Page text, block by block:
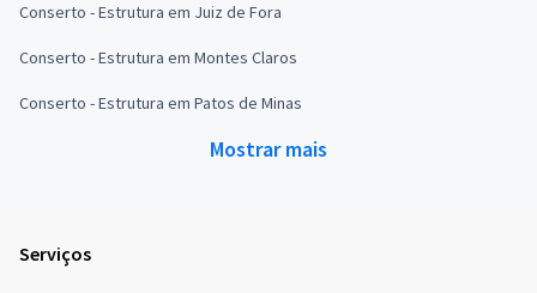
Conserto - Estrutura em Juiz de Fora
Conserto - Estrutura em Montes Claros
Conserto - Estrutura em Patos de Minas
Mostrar mais
Serviços